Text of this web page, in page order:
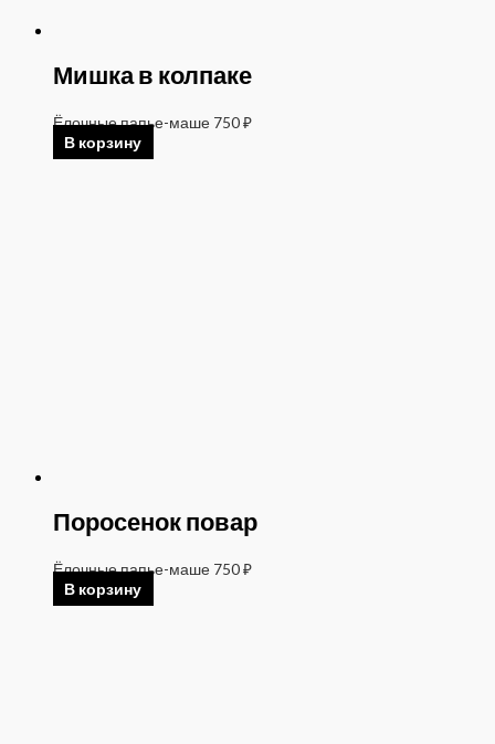
Мишка в колпаке
Ёлочные папье-маше 750₽
В корзину
Поросенок повар
Ёлочные папье-маше 750₽
В корзину